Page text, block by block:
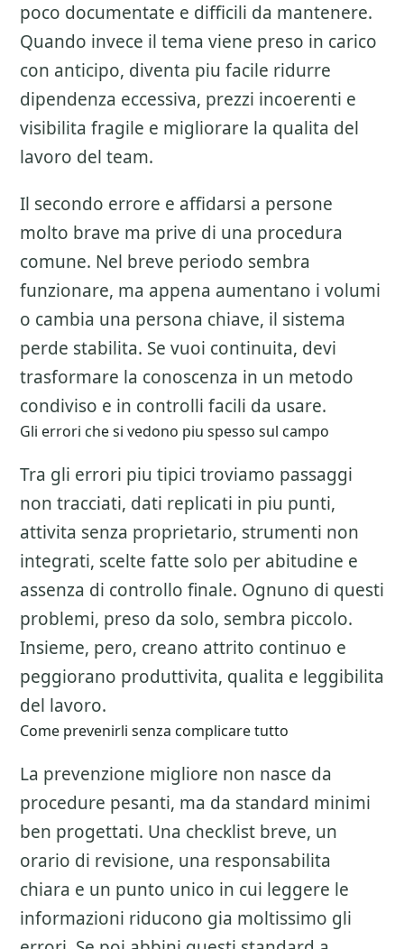
poco documentate e difficili da mantenere.
Quando invece il tema viene preso in carico
con anticipo, diventa piu facile ridurre
dipendenza eccessiva, prezzi incoerenti e
visibilita fragile e migliorare la qualita del
lavoro del team.
Il secondo errore e affidarsi a persone
molto brave ma prive di una procedura
comune. Nel breve periodo sembra
funzionare, ma appena aumentano i volumi
o cambia una persona chiave, il sistema
perde stabilita. Se vuoi continuita, devi
trasformare la conoscenza in un metodo
condiviso e in controlli facili da usare.
Gli errori che si vedono piu spesso sul campo
Tra gli errori piu tipici troviamo passaggi
non tracciati, dati replicati in piu punti,
attivita senza proprietario, strumenti non
integrati, scelte fatte solo per abitudine e
assenza di controllo finale. Ognuno di questi
problemi, preso da solo, sembra piccolo.
Insieme, pero, creano attrito continuo e
peggiorano produttivita, qualita e leggibilita
del lavoro.
Come prevenirli senza complicare tutto
La prevenzione migliore non nasce da
procedure pesanti, ma da standard minimi
ben progettati. Una checklist breve, un
orario di revisione, una responsabilita
chiara e un punto unico in cui leggere le
informazioni riducono gia moltissimo gli